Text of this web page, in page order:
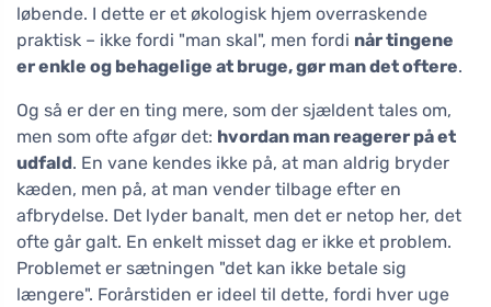
løbende. I dette er et økologisk hjem overraskende
praktisk – ikke fordi "man skal", men fordi når tingene
er enkle og behagelige at bruge, gør man det oftere.
Og så er der en ting mere, som der sjældent tales om,
men som ofte afgør det: hvordan man reagerer på et
udfald. En vane kendes ikke på, at man aldrig bryder
kæden, men på, at man vender tilbage efter en
afbrydelse. Det lyder banalt, men det er netop her, det
ofte går galt. En enkelt misset dag er ikke et problem.
Problemet er sætningen "det kan ikke betale sig
længere". Forårstiden er ideel til dette, fordi hver uge